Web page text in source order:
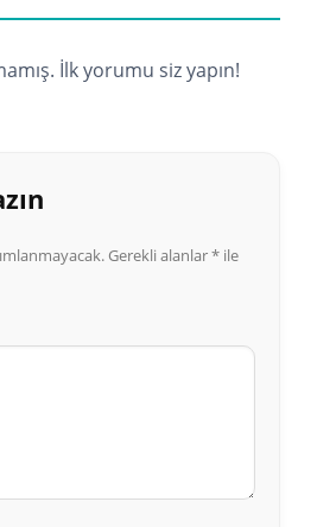
İlk yorumu siz yapın!
Gerekli alanlar* ile